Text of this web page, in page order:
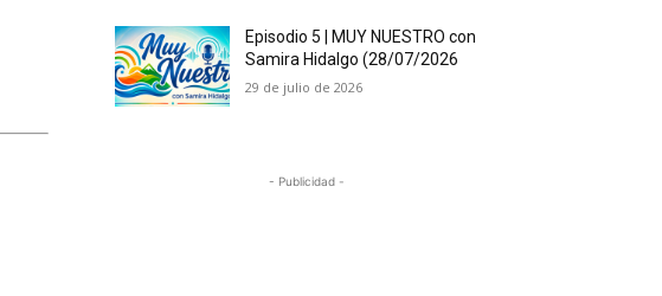
Episodio 5 | MUY NUESTRO con
Samira Hidalgo (28/07/2026
29 de julio de 2026
- Publicidad -